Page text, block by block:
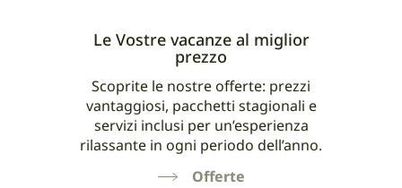
Le Vostre vacanze al miglior
prezzo
Scoprite le nostre offerte: prezzi
vantaggiosi, pacchetti stagionali e
servizi inclusi per un’esperienza
rilassante in ogni periodo dell’anno.
Offerte